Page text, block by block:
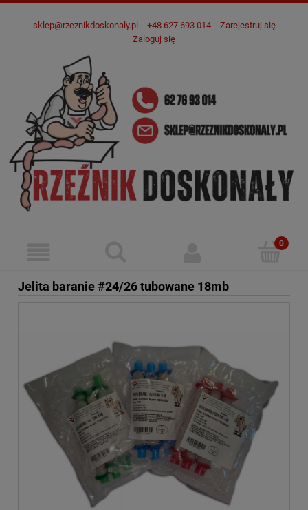
sklep@rzeznikdoskonaly.pl +48 627 693 014
Zarejestruj się
Zaloguj się
Jelita baranie #24/26 tubowane 18mb